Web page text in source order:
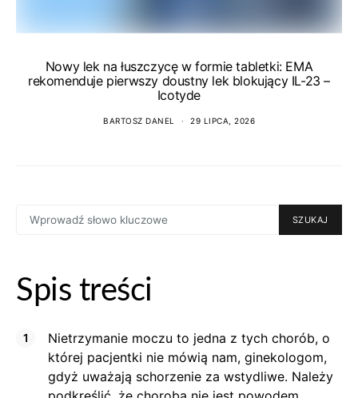
Nowy lek na łuszczycę w formie tabletki: EMA
rekomenduje pierwszy doustny lek blokujący IL-23 –
Icotyde
BARTOSZ DANEL 29 LIPCA, 2026
FOR:
SZUKAJ
Spis treści
Nietrzymanie moczu to jedna z tych chorób, o
której pacjentki nie mówią nam, ginekologom,
gdyż uważają schorzenie za wstydliwe. Należy